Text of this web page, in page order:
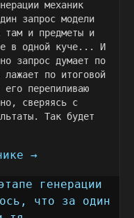
механик
запрос модели
там и предметы и
в одной куче... И
запрос думает по
по итоговой
перепиливаю
сверяясь с
Так будет
→